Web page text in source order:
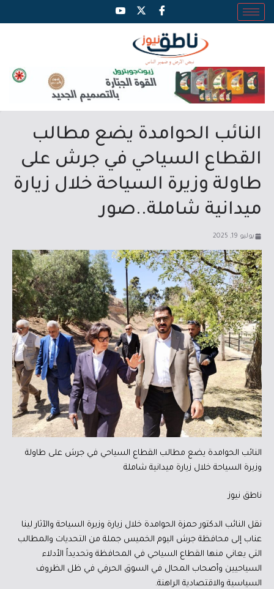
النائب الحوامدة يضع مطالب
القطاع السياحي في جرش على
طاولة وزيرة السياحة خلال زيارة
ميدانية شاملة..صور
يوليو 19, 2025
النائب الحوامدة يضع مطالب القطاع السياحي في جرش على طاولة
وزيرة السياحة خلال زيارة ميدانية شاملة
ناطق نيوز
نقل النائب الدكتور حمزة الحوامدة خلال زيارة وزيرة السياحة والآثار لينا
عناب إلى محافظة جرش اليوم الخميس جملة من التحديات والمطالب
التي يعاني منها القطاع السياحي في المحافظة وتحديداً الأدلاء
السياحيين وأصحاب المحال في السوق الحرفي في ظل الظروف
السياسية والاقتصادية الراهنة.